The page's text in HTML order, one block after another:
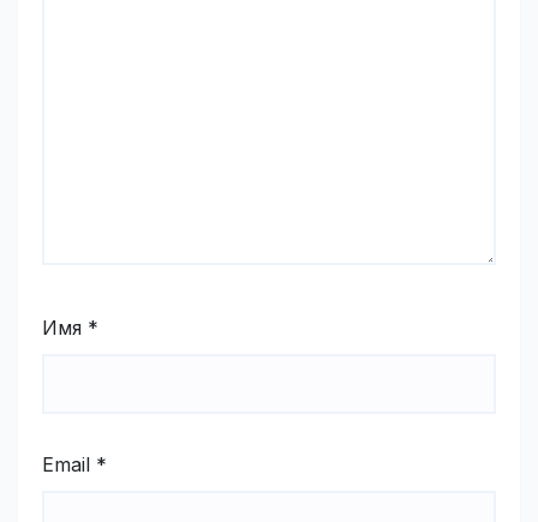
Имя *
Email *